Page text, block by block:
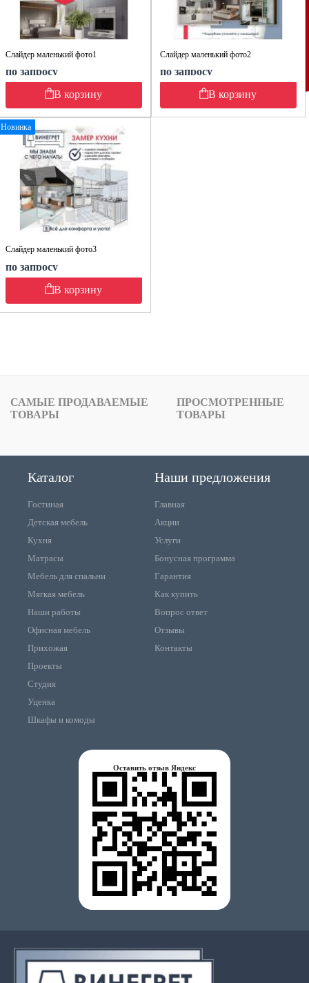
Слайдер маленький фото1
по запросу
В корзину
Слайдер маленький фото2
по запросу
В корзину
Новинка
Слайдер маленький фото3
по запросу
В корзину
САМЫЕ ПРОДАВАЕМЫЕ
ТОВАРЫ
ПРОСМОТРЕННЫЕ
ТОВАРЫ
Каталог
Гостиная
Детская мебель
Кухня
Матрасы
Мебель для спальни
Мягкая мебель
Наши работы
Офисная мебель
Прихожая
Проекты
Студия
Уценка
Шкафы и комоды
Наши предложения
Главная
Акции
Услуги
Бонусная программа
Гарантия
Как купить
Вопрос ответ
Отзывы
Контакты
Оставить отзыв Яндекс